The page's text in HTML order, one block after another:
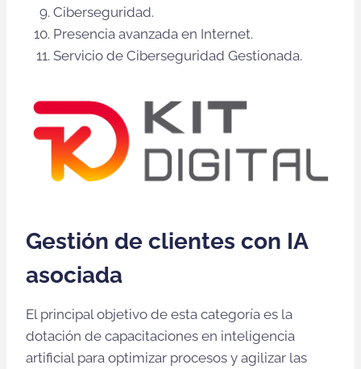
Ciberseguridad.
Presencia avanzada en Internet.
Servicio de Ciberseguridad Gestionada.
Gestión de clientes con IA
asociada
El principal objetivo de esta categoría es la
dotación de capacitaciones en inteligencia
artificial para optimizar procesos y agilizar las